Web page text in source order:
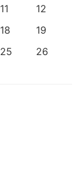
11
12
18
19
25
26